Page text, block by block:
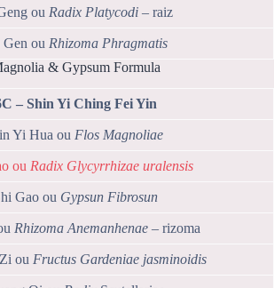
ou Radix Platycodi – raiz
ou Rhizoma Phragmatis
& Gypsum Formula
– Shin Yi Ching Fei Yin
Yi Hua ou Flos Magnoliae
ou Radix Glycyrrhizae uralensis
Gao ou Gypsun Fibrosun
Rhizoma Anemanhenae – rizoma
ou Fructus Gardeniae jasminoidis